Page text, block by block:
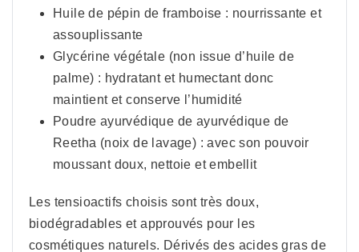
Huile de pépin de framboise : nourrissante et
assouplissante
Glycérine végétale (non issue d’huile de
palme) : hydratant et humectant donc
maintient et conserve l’humidité
Poudre ayurvédique de ayurvédique de
Reetha (noix de lavage) : avec son pouvoir
moussant doux, nettoie et embellit
Les tensioactifs choisis sont très doux,
biodégradables et approuvés pour les
cosmétiques naturels. Dérivés des acides gras de